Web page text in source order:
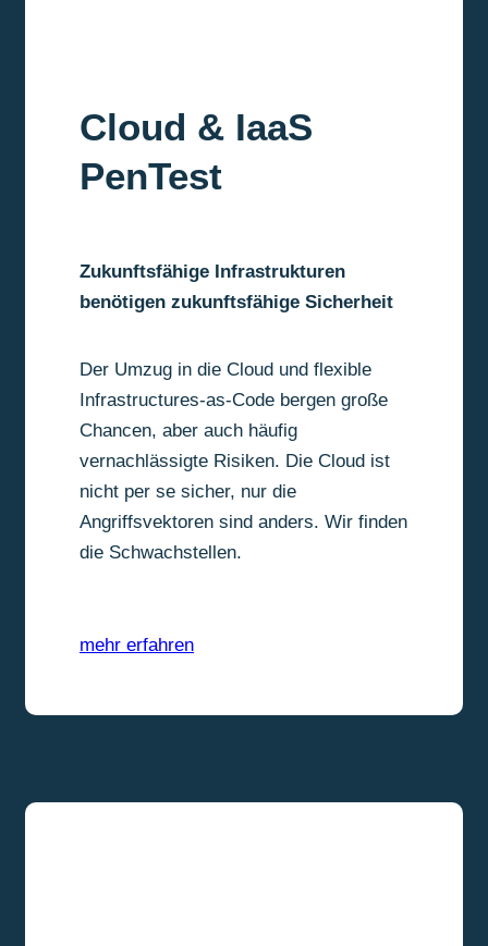
Cloud & IaaS
PenTest
Zukunftsfähige Infrastrukturen
benötigen zukunftsfähige Sicherheit
Der Umzug in die Cloud und flexible
Infrastructures-as-Code bergen große
Chancen, aber auch häufig
vernachlässigte Risiken. Die Cloud ist
nicht per se sicher, nur die
Angriffsvektoren sind anders. Wir finden
die Schwachstellen.
mehr erfahren